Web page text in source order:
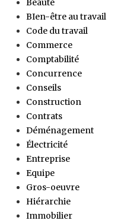
Beauté
BIen-être au travail
Code du travail
Commerce
Comptabilité
Concurrence
Conseils
Construction
Contrats
Déménagement
Électricité
Entreprise
Equipe
Gros-oeuvre
Hiérarchie
Immobilier